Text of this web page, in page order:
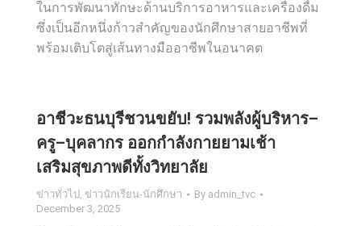
ในการพัฒนาทักษะด้านบริการอาหารและเครื่องดื่ม
ซึ่งเป็นอีกหนึ่งก้าวสำคัญของนักศึกษาสายอาชีพที่
พร้อมเติบโตสู่เส้นทางมืออาชีพในอนาคต
อาชีวะธนบุรีชวนขยับ! รวมพลังผู้บริหาร–
ครู–บุคลากร ออกกำลังกายยามเช้า
เสริมสุขภาพดีทั้งวิทยาลัย
ข่าวทั่วไป, ข่าวนักเรียน-นักศึกษา By admin_tvc
December 3, 2025